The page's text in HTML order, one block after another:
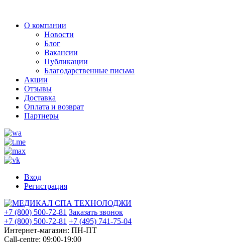
О компании
Новости
Блог
Вакансии
Публикации
Благодарственные письма
Акции
Отзывы
Доставка
Оплата и возврат
Партнеры
Вход
Регистрация
+7 (800) 500-72-81 Заказать звонок
+7 (800) 500-72-81 +7 (495) 741-75-04
Интернет-магазин: ПН-ПТ
Call-centre: 09:00-19:00